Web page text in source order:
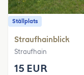
Ställplats
Straufhainblick
Straufhain
15 EUR